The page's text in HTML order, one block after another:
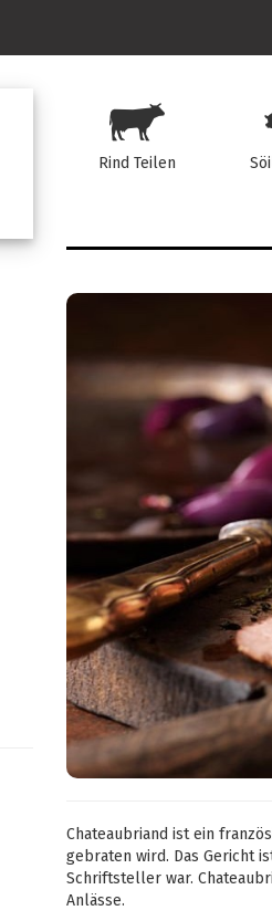
Rind Teilen
Chateaubriand ist ein
gebraten wird. Das Gericht
Schriftsteller war.
Anlässe.